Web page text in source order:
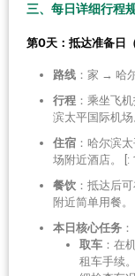
三、每日详细行程
第0天：抵达准备日（
路线 ：家 → 哈
行程 ：乘坐飞
滨太平国际机场
住宿 ：哈尔滨
场附近酒店。 [:
餐饮 ：抵达后
附近简单用餐。
本日核心任务 ：
取车 ：在
租车手续。